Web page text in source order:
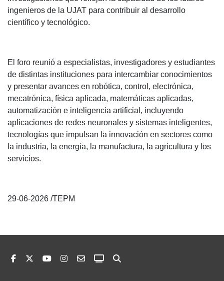
ingenieros de la UJAT para contribuir al desarrollo
científico y tecnológico.
El foro reunió a especialistas, investigadores y estudiantes
de distintas instituciones para intercambiar conocimientos
y presentar avances en robótica, control, electrónica,
mecatrónica, física aplicada, matemáticas aplicadas,
automatización e inteligencia artificial, incluyendo
aplicaciones de redes neuronales y sistemas inteligentes,
tecnologías que impulsan la innovación en sectores como
la industria, la energía, la manufactura, la agricultura y los
servicios.
29-06-2026 /TEPM